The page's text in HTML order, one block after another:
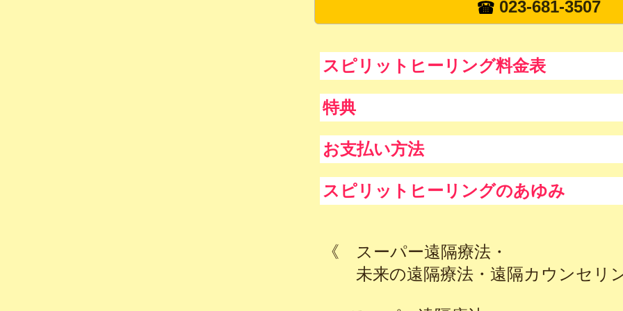
023-681-3507
スピリットヒーリング料金表
特典
お支払い方法
スピリットヒーリングのあゆみ
《 スーパー遠隔療法・
未来の遠隔療法・遠隔カウンセリ